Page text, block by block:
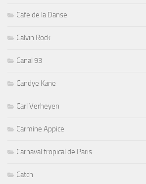
Cafe de la Danse
Calvin Rock
Canal 93
Candye Kane
Carl Verheyen
Carmine Appice
Carnaval tropical de Paris
Catch